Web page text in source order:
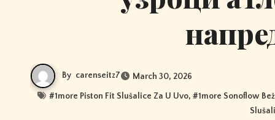
By carenseitz7 March 30, 2026
#1more Piston Fit Slušalice Za U Uvo, #1more Sonoflow